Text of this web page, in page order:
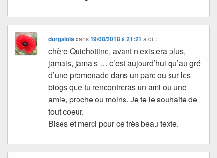
durgaloladans19/08/2018 à 21:21 a dit :
chère Quichottine, avant n’existera plus,
jamais, jamais … c’est aujourd’hui qu’au gré
d’une promenade dans un parc ou sur les
blogs que tu rencontreras un ami ou une
amie, proche ou moins. Je te le souhaite de
tout coeur.
Bises et merci pour ce très beau texte.